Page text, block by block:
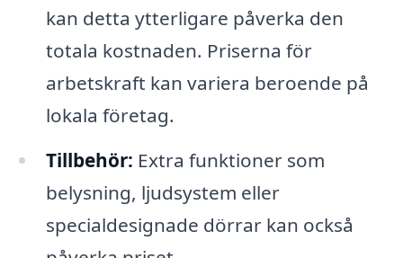
kan detta ytterligare påverka den
totala kostnaden. Priserna för
arbetskraft kan variera beroende på
lokala företag.
Tillbehör: Extra funktioner som
belysning, ljudsystem eller
specialdesignade dörrar kan också